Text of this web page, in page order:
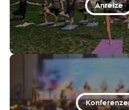
Anreize